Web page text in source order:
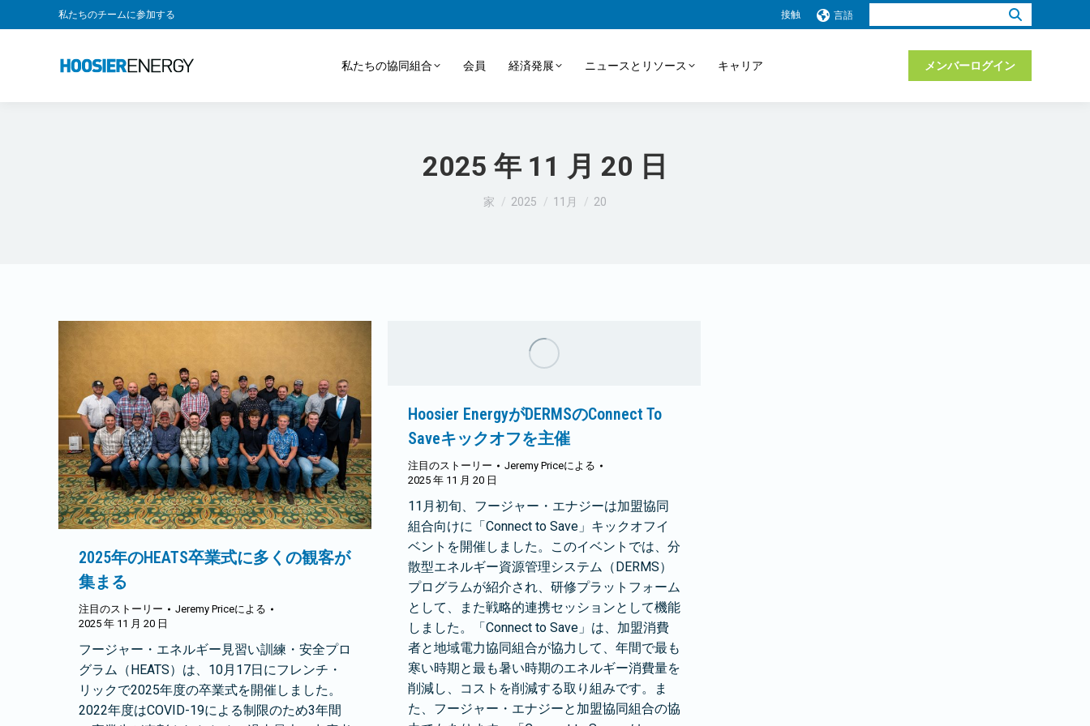
私たちのチームに参加する 接触 言語
索：
私たちの協同組合 会員 経済発展 ニュースとリソース キャリア メンバーログイン
2025 年 11 月 20 日
あなたはここにいる：
家 2025 11月 20
2025年のHEATS卒業式に多くの観客が
集まる
注目のストーリー Jeremy Priceによる
2025 年 11 月 20 日
フージャー・エネルギー見習い訓練・安全プロ
グラム（HEATS）は、10月17日にフレンチ・
リックで2025年度の卒業式を開催しました。
2022年度はCOVID-19による制限のため3年間
Hoosier EnergyがDERMSのConnect To
Saveキックオフを主催
注目のストーリー Jeremy Priceによる
2025 年 11 月 20 日
11月初旬、フージャー・エナジーは加盟協同
組合向けに「Connect to Save」キックオフイ
ベントを開催しました。このイベントでは、分
散型エネルギー資源管理システム（DERMS）
プログラムが紹介され、研修プラットフォーム
として、また戦略的連携セッションとして機能
しました。「Connect to Save」は、加盟消費
者と地域電力協同組合が協力して、年間で最も
寒い時期と最も暑い時期のエネルギー消費量を
削減し、コストを削減する取り組みです。ま
た、フージャー・エナジーと加盟協同組合の協